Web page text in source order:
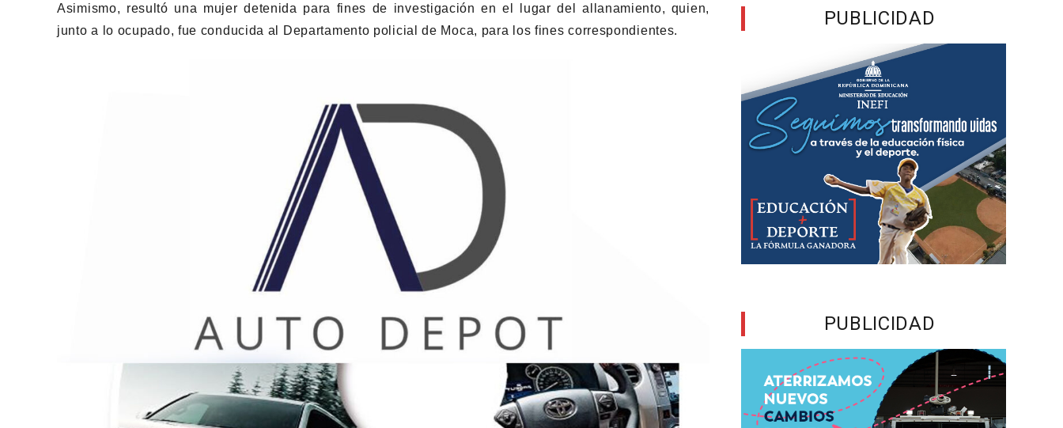
Asimismo, resultó una mujer detenida para fines de investigación en el lugar del allanamiento, quien,
junto a lo ocupado, fue conducida al Departamento policial de Moca, para los fines correspondientes.
PUBLICIDAD
PUBLICIDAD